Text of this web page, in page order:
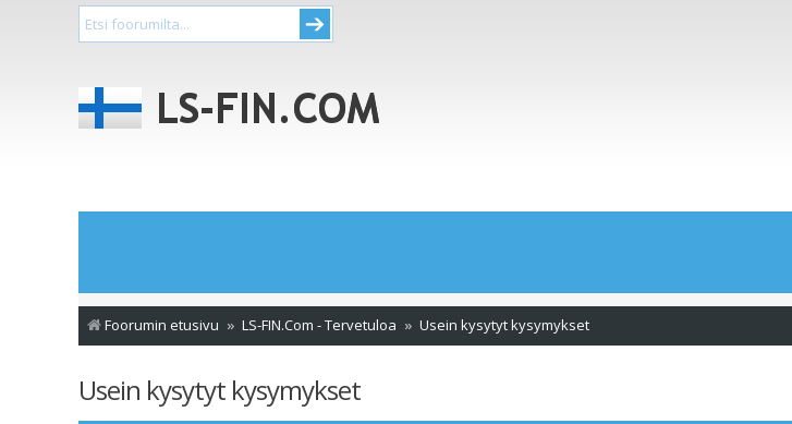
Foorumin etusivu LS-FIN.Com - Tervetuloa Usein kysytyt kysymykset
Usein kysytyt kysymykset